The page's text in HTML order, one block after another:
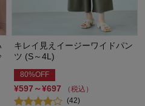
キレイ見えイージーワイドパン
ツ (S～4L)
80%OFF
¥597～¥697
（税込）
(42)